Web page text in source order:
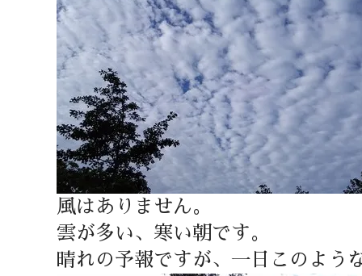
風はありません。
雲が多い、寒い朝です。
晴れの予報ですが、一日このよう